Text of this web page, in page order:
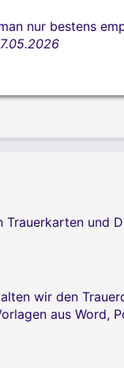
nur bestens
und
wir den
aus Word,